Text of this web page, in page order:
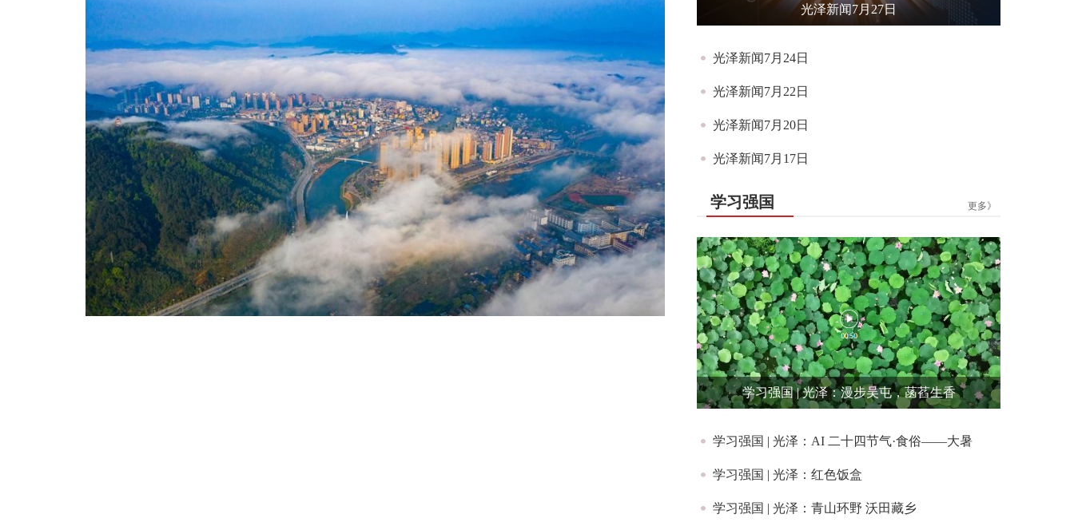
光泽新闻7月27日
光泽新闻7月24日
光泽新闻7月22日
光泽新闻7月20日
光泽新闻7月17日
更多》
学习强国
学习强国 | 光泽：漫步吴屯，菡萏生香
学习强国 | 光泽：AI 二十四节气·食俗——大暑
学习强国 | 光泽：红色饭盒
学习强国 | 光泽：青山环野 沃田藏乡